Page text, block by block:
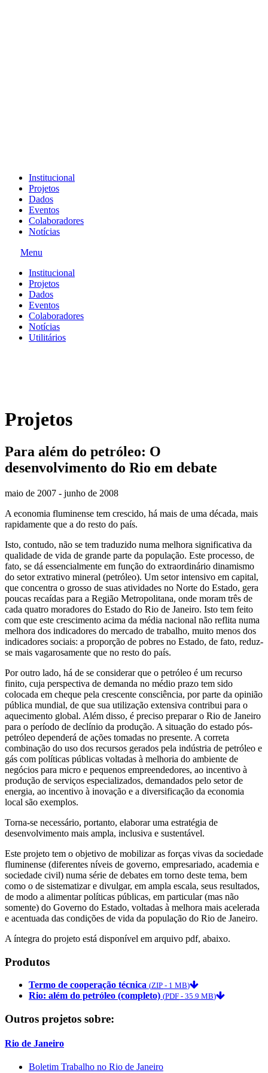
Institucional
Projetos
Dados
Eventos
Colaboradores
Notícias
Menu
Institucional
Projetos
Dados
Eventos
Colaboradores
Notícias
Utilitários
Projetos
Para além do petróleo: O
desenvolvimento do Rio em debate
maio de 2007 - junho de 2008
A economia fluminense tem crescido, há mais de uma década, mais
rapidamente que a do resto do país.
Isto, contudo, não se tem traduzido numa melhora significativa da
qualidade de vida de grande parte da população. Este processo, de
fato, se dá essencialmente em função do extraordinário dinamismo
do setor extrativo mineral (petróleo). Um setor intensivo em capital,
que concentra o grosso de suas atividades no Norte do Estado, gera
poucas recaídas para a Região Metropolitana, onde moram três de
cada quatro moradores do Estado do Rio de Janeiro. Isto tem feito
com que este crescimento acima da média nacional não reflita numa
melhora dos indicadores do mercado de trabalho, muito menos dos
indicadores sociais: a proporção de pobres no Estado, de fato, reduz-
se mais vagarosamente que no resto do país.
Por outro lado, há de se considerar que o petróleo é um recurso
finito, cuja perspectiva de demanda no médio prazo tem sido
colocada em cheque pela crescente consciência, por parte da opinião
pública mundial, de que sua utilização extensiva contribui para o
aquecimento global. Além disso, é preciso preparar o Rio de Janeiro
para o período de declínio da produção. A situação do estado pós-
petróleo dependerá de ações tomadas no presente. A correta
combinação do uso dos recursos gerados pela indústria de petróleo e
gás com políticas públicas voltadas à melhoria do ambiente de
negócios para micro e pequenos empreendedores, ao incentivo à
produção de serviços especializados, demandados pelo setor de
energia, ao incentivo à inovação e a diversificação da economia
local são exemplos.
Torna-se necessário, portanto, elaborar uma estratégia de
desenvolvimento mais ampla, inclusiva e sustentável.
Este projeto tem o objetivo de mobilizar as forças vivas da sociedade
fluminense (diferentes níveis de governo, empresariado, academia e
sociedade civil) numa série de debates em torno deste tema, bem
como o de sistematizar e divulgar, em ampla escala, seus resultados,
de modo a alimentar políticas públicas, em particular (mas não
somente) do Governo do Estado, voltadas à melhora mais acelerada
e acentuada das condições de vida da população do Rio de Janeiro.
A íntegra do projeto está disponível em arquivo pdf, abaixo.
Produtos
Termo de cooperação técnica (ZIP - 1 MB)
Rio: além do petróleo (completo) (PDF - 35.9 MB)
Outros projetos sobre:
Rio de Janeiro
Boletim Trabalho no Rio de Janeiro